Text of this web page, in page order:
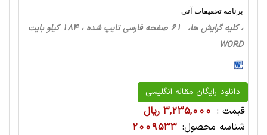
برنامه تحقیقات آتی
، کلیه گرایش ها، 61 صفحه فارسی تایپ شده ، 184 کیلو بایت
WORD
دانلود رایگان مقاله انگلیسی
قیمت : 3,235,000 ریال
شناسه محصول: 2009533